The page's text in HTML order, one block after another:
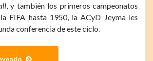
, y también los primeros campeonatos
FIFA hasta 1950, la ACyD Jeyma les
conferencia de este ciclo.